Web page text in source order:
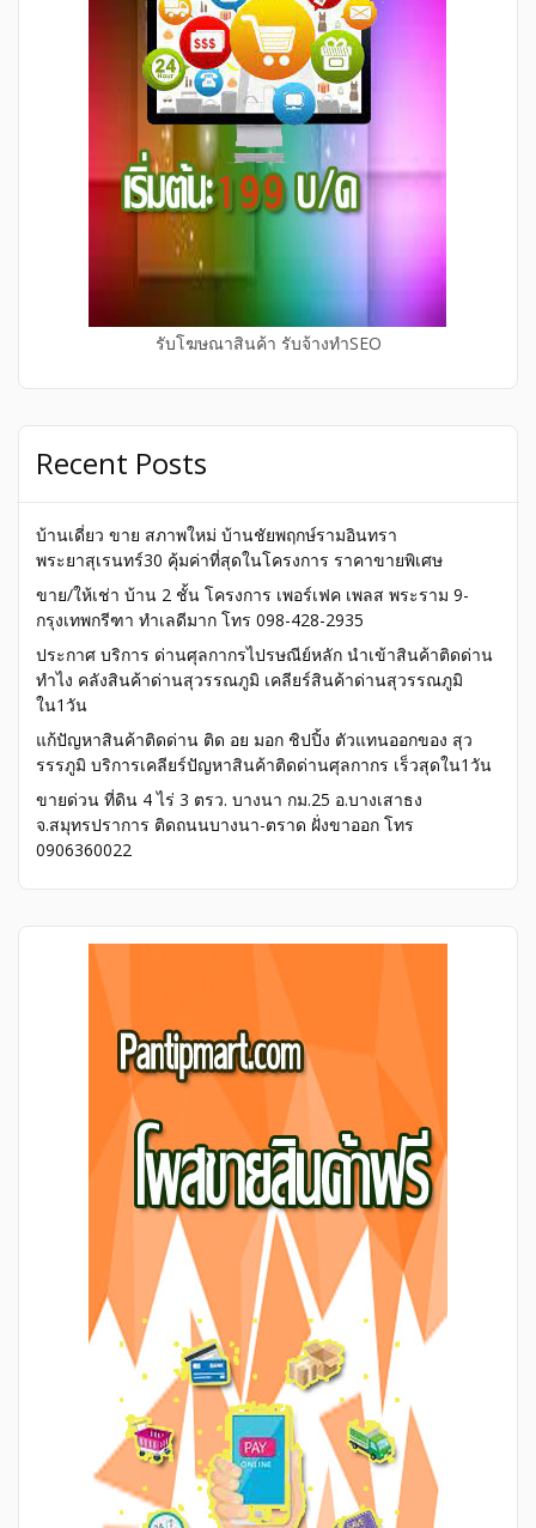
รับโฆษณาสินค้า รับจ้างทำSEO
Recent Posts
บ้านเดี่ยว ขาย สภาพใหม่ บ้านชัยพฤกษ์รามอินทรา
พระยาสุเรนทร์30 คุ้มค่าที่สุดในโครงการ ราคาขายพิเศษ
ขาย/ให้เช่า บ้าน 2 ชั้น โครงการ เพอร์เฟค เพลส พระราม 9-
กรุงเทพกรีฑา ทำเลดีมาก โทร 098-428-2935
ประกาศ บริการ ด่านศุลกากรไปรษณีย์หลัก นำเข้าสินค้าติดด่าน
ทำไง คลังสินค้าด่านสุวรรณภูมิ เคลียร์สินค้าด่านสุวรรณภูมิ
ใน1วัน
แก้ปัญหาสินค้าติดด่าน ติด อย มอก ชิปปิ้ง ตัวแทนออกของ สุว
รรรภูมิ บริการเคลียร์ปัญหาสินค้าติดด่านศุลกากร เร็วสุดใน1วัน
ขายด่วน ที่ดิน 4 ไร่ 3 ตรว. บางนา กม.25 อ.บางเสาธง
จ.สมุทรปราการ ติดถนนบางนา-ตราด ฝั่งขาออก โทร
0906360022